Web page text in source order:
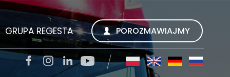
GRUPA REGESTA POROZMAWIAJMY